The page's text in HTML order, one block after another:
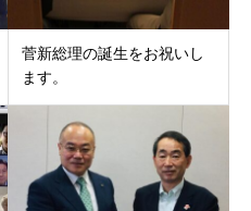
菅新総理の誕生をお祝いし
ます。